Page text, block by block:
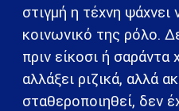
στιγμή η τέχνη ψάχνει
κοινωνικό της ρόλο.
πριν είκοσι ή σαράντα
αλλάξει ριζικά, αλλά
σταθεροποιηθεί, δεν